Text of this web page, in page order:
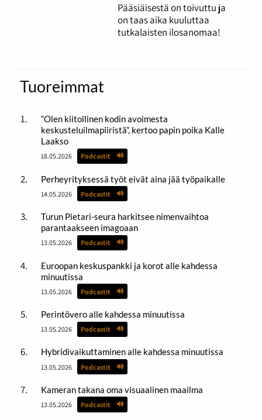
Pääsiäisestä on toivuttu ja
on taas aika kuuluttaa
tutkalaisten ilosanomaa!
Tuoreimmat
“Olen kiitollinen kodin avoimesta
keskusteluilmapiiristä”, kertoo papin poika Kalle
Laakso
18.05.2026 Podcastit
Perheyrityksessä työt eivät aina jää työpaikalle
14.05.2026 Podcastit
Turun Pietari-seura harkitsee nimenvaihtoa
parantaakseen imagoaan
13.05.2026 Podcastit
Euroopan keskuspankki ja korot alle kahdessa
minuutissa
13.05.2026 Podcastit
Perintövero alle kahdessa minuutissa
13.05.2026 Podcastit
Hybridivaikuttaminen alle kahdessa minuutissa
13.05.2026 Podcastit
Kameran takana oma visuaalinen maailma
13.05.2026 Podcastit